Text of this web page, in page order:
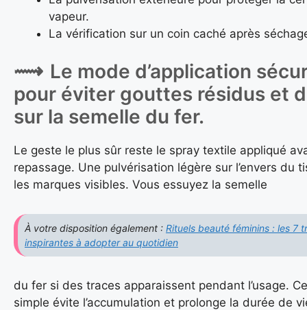
vapeur.
La vérification sur un coin caché après
Le mode d’application
pour éviter gouttes résidus et
sur la semelle du fer.
Le geste le plus sûr reste le spray textile appliqué
repassage. Une pulvérisation légère sur l’envers du
les marques visibles. Vous essuyez la semelle
À votre disposition également : Rituels beauté féminins : les 7
inspirantes à adopter au quotidien
du fer si des traces apparaissent pendant l’usage.
simple évite l’accumulation et prolonge la durée de